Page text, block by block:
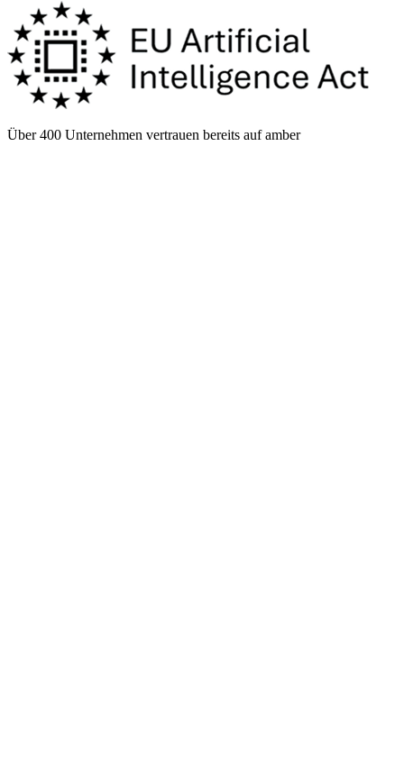
Über 400 Unternehmen vertrauen bereits auf amber